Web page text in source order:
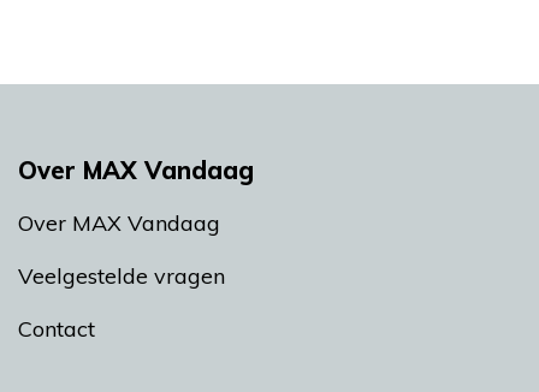
Over MAX Vandaag
Over MAX Vandaag
Veelgestelde vragen
Contact